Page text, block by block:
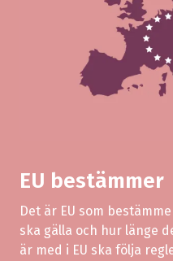
EU bestämmer
Det är EU som
ska gälla och hur länge
är med i EU ska följa